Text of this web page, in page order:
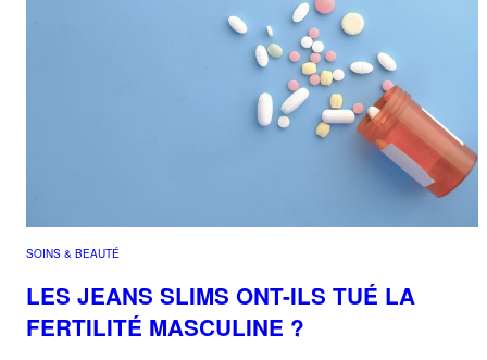
SOINS & BEAUTÉ
LES JEANS SLIMS ONT-ILS TUÉ LA
FERTILITÉ MASCULINE ?